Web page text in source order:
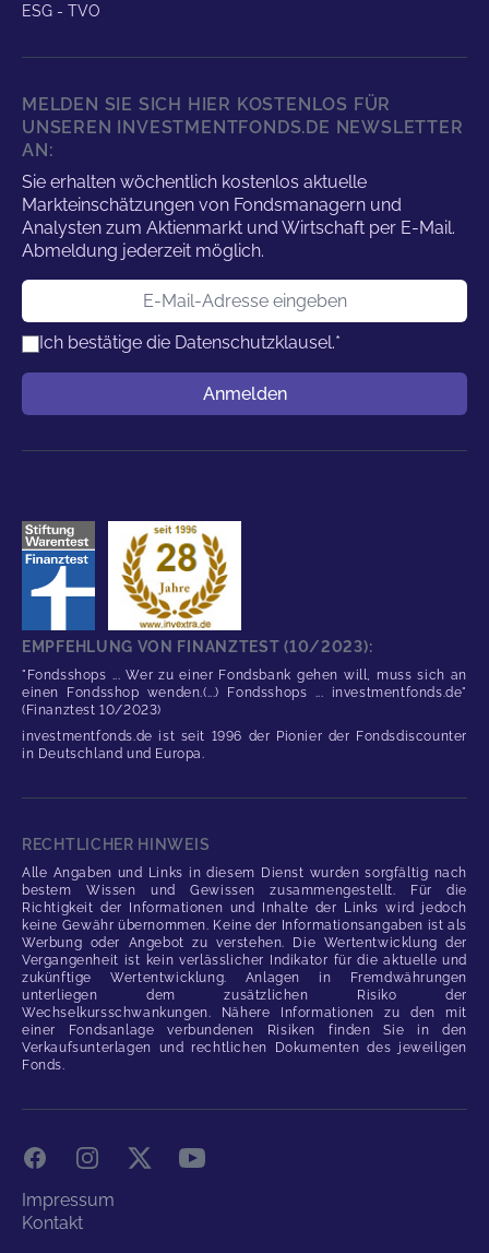
ESG - TVO
MELDEN SIE SICH HIER KOSTENLOS FÜR
UNSEREN INVESTMENTFONDS.DE NEWSLETTER
AN:
Sie erhalten wöchentlich kostenlos aktuelle
Markteinschätzungen von Fondsmanagern und
Analysten zum Aktienmarkt und Wirtschaft per E-Mail.
Abmeldung jederzeit möglich.
E-Mail-Adresse
Ich bestätige die Datenschutzklausel.*
Anmelden
EMPFEHLUNG VON FINANZTEST (10/2023):
"Fondsshops ... Wer zu einer Fondsbank gehen will, muss sich an
einen Fondsshop wenden.(...) Fondsshops ... investmentfonds.de"
(Finanztest 10/2023)
investmentfonds.de ist seit 1996 der Pionier der Fondsdiscounter
in Deutschland und Europa.
RECHTLICHER HINWEIS
Alle Angaben und Links in diesem Dienst wurden sorgfältig nach
bestem Wissen und Gewissen zusammengestellt. Für die
Richtigkeit der Informationen und Inhalte der Links wird jedoch
keine Gewähr übernommen. Keine der Informationsangaben ist als
Werbung oder Angebot zu verstehen. Die Wertentwicklung der
Vergangenheit ist kein verlässlicher Indikator für die aktuelle und
zukünftige Wertentwicklung. Anlagen in Fremdwährungen
unterliegen dem zusätzlichen Risiko der
Wechselkursschwankungen. Nähere Informationen zu den mit
einer Fondsanlage verbundenen Risiken finden Sie in den
Verkaufsunterlagen und rechtlichen Dokumenten des jeweiligen
Fonds.
FacebookInstagram
X YouTube
Impressum
Kontakt